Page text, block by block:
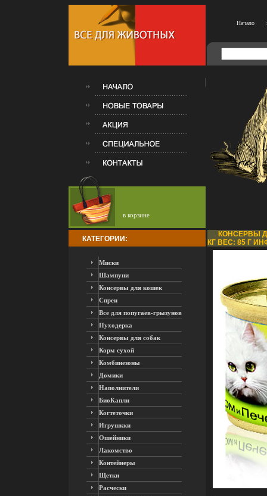
Начало
в корзине
КАТЕГОРИИ:
Миски
Шампуни
Консервы для кошек
Спреи
Все для попугаев-грызунов
Пуходерка
Консервы для собак
Корм сухой
Комбинезоны
Домики
Наполнители
БиоКапли
Когтеточки
Игрушкки
Ошейники
Лакомство
Контейнеры
Щетки
Расчески
КОНСЕРВЫ
КГ ВЕС: 85 Г